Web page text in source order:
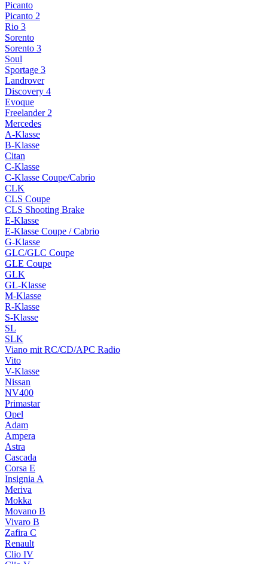
Picanto
Picanto 2
Rio 3
Sorento
Sorento 3
Soul
Sportage 3
Landrover
Discovery 4
Evoque
Freelander 2
Mercedes
A-Klasse
B-Klasse
Citan
C-Klasse
C-Klasse Coupe/Cabrio
CLK
CLS Coupe
CLS Shooting Brake
E-Klasse
E-Klasse Coupe / Cabrio
G-Klasse
GLC/GLC Coupe
GLE Coupe
GLK
GL-Klasse
M-Klasse
R-Klasse
S-Klasse
SL
SLK
Viano mit RC/CD/APC Radio
Vito
V-Klasse
Nissan
NV400
Primastar
Opel
Adam
Ampera
Astra
Cascada
Corsa E
Insignia A
Meriva
Mokka
Movano B
Vivaro B
Zafira C
Renault
Clio IV